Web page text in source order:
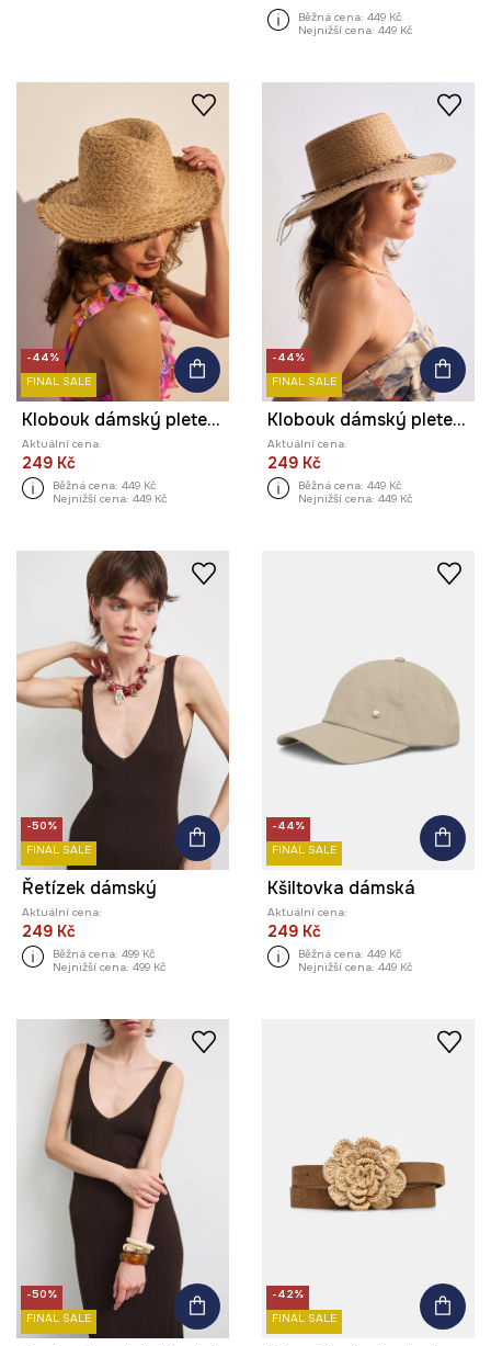
Běžná cena: 449 Kč
Nejnižší cena: 449 Kč
-44%
FINAL SALE
Klobouk dámský pletený
Aktuální cena:
249 Kč
Běžná cena: 449 Kč
Nejnižší cena: 449 Kč
-44%
FINAL SALE
Klobouk dámský pletený
Aktuální cena:
249 Kč
Běžná cena: 449 Kč
Nejnižší cena: 449 Kč
-50%
FINAL SALE
Řetízek dámský
Aktuální cena:
249 Kč
Běžná cena: 499 Kč
Nejnižší cena: 499 Kč
-44%
FINAL SALE
Kšiltovka dámská
Aktuální cena:
249 Kč
Běžná cena: 449 Kč
Nejnižší cena: 449 Kč
-50%
FINAL SALE
-42%
FINAL SALE